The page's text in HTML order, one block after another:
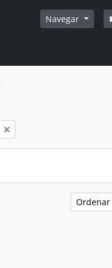
Navegar
Ordenar